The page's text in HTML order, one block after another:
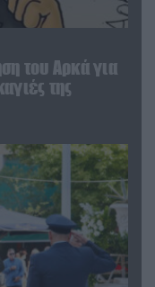
του Αρκά για
της